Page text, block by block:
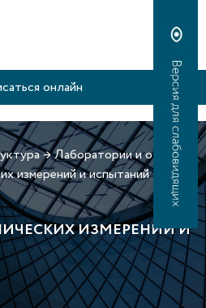
онлайн
→Лаборатории и отделы
измерений и испытаний
ИЗМЕРЕНИЙ И